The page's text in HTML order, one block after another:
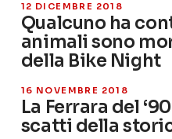
12 DICEMBRE 2018
Qualcuno ha
animali sono
della Bike Night
16 NOVEMBRE 2018
La Ferrara del
scatti della